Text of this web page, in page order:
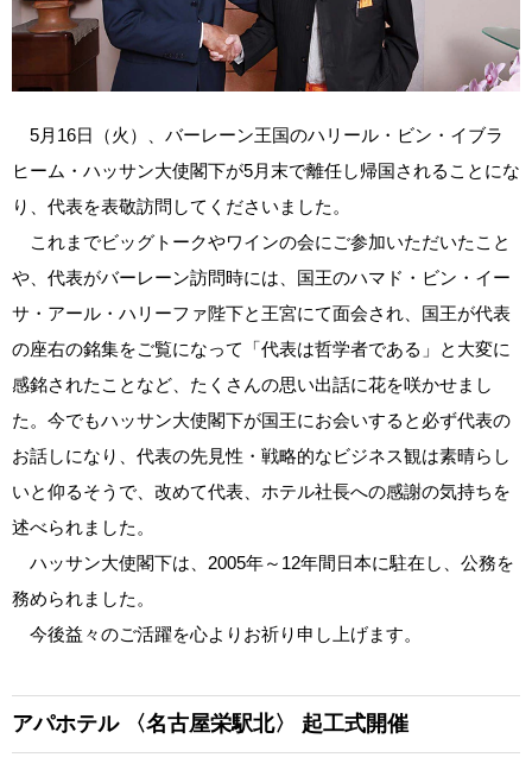
5月16日（火）、バーレーン王国のハリール・ビン・イブラ
ヒーム・ハッサン大使閣下が5月末で離任し帰国されることにな
り、代表を表敬訪問してくださいました。
これまでビッグトークやワインの会にご参加いただいたこと
や、代表がバーレーン訪問時には、国王のハマド・ビン・イー
サ・アール・ハリーファ陛下と王宮にて面会され、国王が代表
の座右の銘集をご覧になって「代表は哲学者である」と大変に
感銘されたことなど、たくさんの思い出話に花を咲かせまし
た。今でもハッサン大使閣下が国王にお会いすると必ず代表の
お話しになり、代表の先見性・戦略的なビジネス観は素晴らし
いと仰るそうで、改めて代表、ホテル社長への感謝の気持ちを
述べられました。
ハッサン大使閣下は、2005年～12年間日本に駐在し、公務を
務められました。
今後益々のご活躍を心よりお祈り申し上げます。
アパホテル〈名古屋栄駅北〉 起工式開催